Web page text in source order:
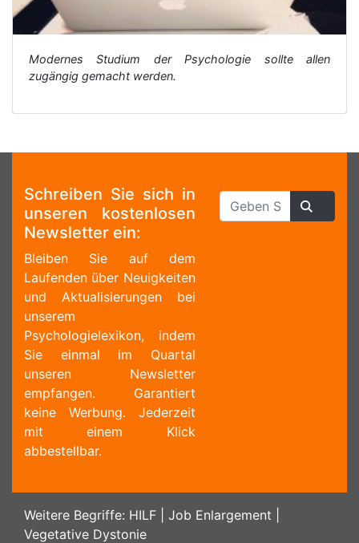
Modernes Studium der Psychologie sollte allen
zugängig gemacht werden.
Schreiben Sie sich in
unseren kostenlosen
Newsletter ein:
Bleiben Sie auf dem
Laufenden über Neuigkeiten
und Aktualisierungen bei
unserem
Psychologielexikon, indem
Sie einmal im Quartal
unseren Newsletter
empfangen. Garantiert
keine Werbung. Jederzeit
mit einem Klick
abbestellbar.
Weitere Begriffe: HILF Job Enlargement
Vegetative Dystonie